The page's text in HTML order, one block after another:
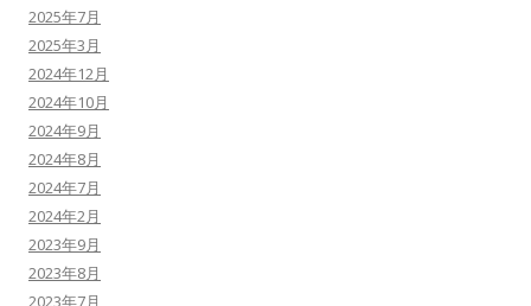
2025年7月
2025年3月
2024年12月
2024年10月
2024年9月
2024年8月
2024年7月
2024年2月
2023年9月
2023年8月
2023年7月